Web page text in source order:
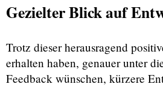
Gezielter Blick auf
Trotz dieser herausragend
erhalten haben, genauer unter
Feedback wünschen, kürzere